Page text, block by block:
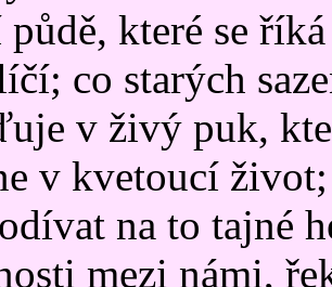
které se říká
co starých
v živý puk,
v kvetoucí
na to tajné
mezi námi,